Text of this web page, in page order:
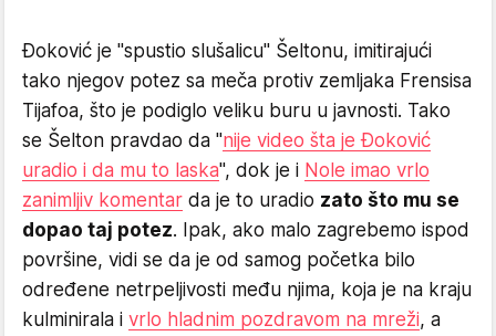
Đoković je "spustio slušalicu" Šeltonu, imitirajući
tako njegov potez sa meča protiv zemljaka Frensisa
Tijafoa, što je podiglo veliku buru u javnosti. Tako
se Šelton pravdao da "nije video šta je Đoković
uradio i da mu to laska", dok je i Nole imao vrlo
zanimljiv komentar da je to uradio zato što mu se
dopao taj potez. Ipak, ako malo zagrebemo ispod
površine, vidi se da je od samog početka bilo
određene netrpeljivosti među njima, koja je na kraju
kulminirala i vrlo hladnim pozdravom na mreži, a